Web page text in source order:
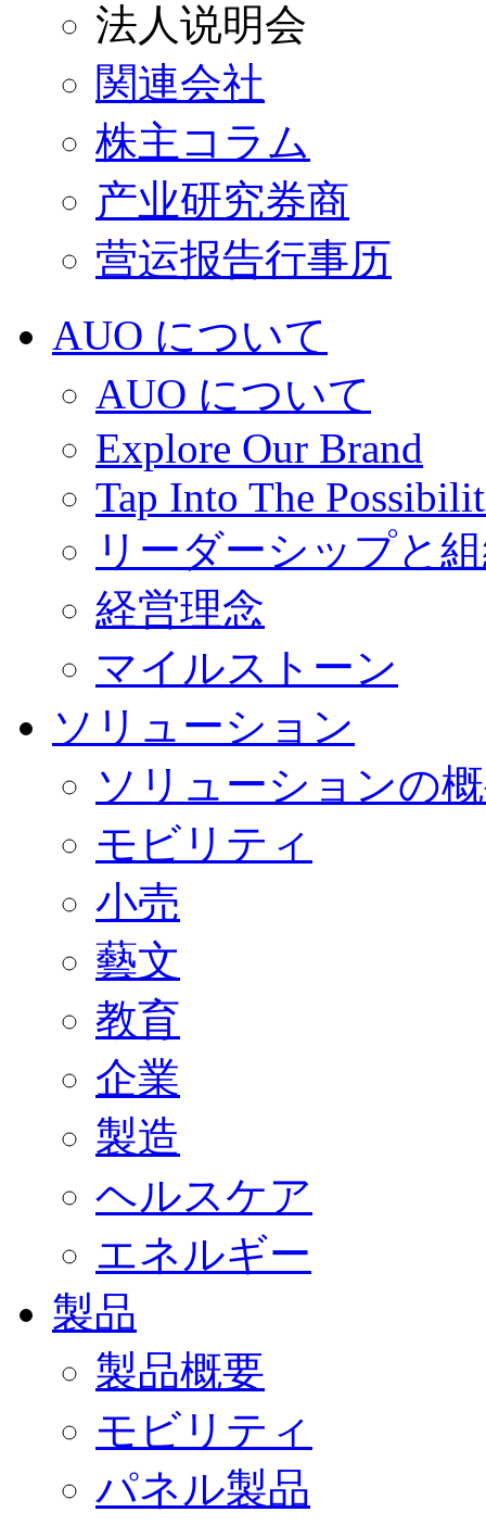
法人说明会
関連会社
株主コラム
产业研究券商
营运报告行事历
AUO について
AUO について
Explore Our Brand
Tap Into The
リーダーシップと
経営理念
マイルストーン
ソリューション
ソリューションの
モビリティ
小売
藝文
教育
企業
製造
ヘルスケア
エネルギー
製品
製品概要
モビリティ
パネル製品